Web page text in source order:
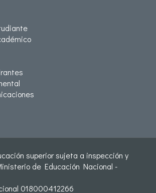
superior sujeta a inspección y
de Educación Nacional -
018000412266